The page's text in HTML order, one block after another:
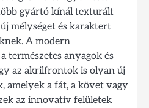
gyártó kínál texturált
mélységet és karaktert
A modern
természetes anyagok és
az akrilfrontok is olyan új
amelyek a fát, a követ vagy
az innovatív felületek